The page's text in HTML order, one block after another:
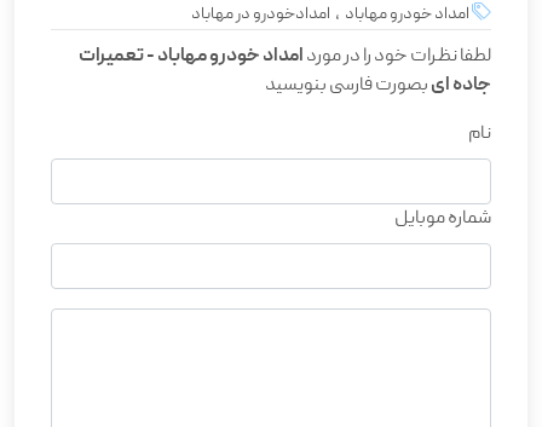
امداد خودرو مهاباد , امدادخودرو در مهاباد
لطفا نظرات خود را در موردامداد خودرو مهاباد - تعمیرات
جاده ایبصورت فارسی بنویسید
نام
شماره موبایل